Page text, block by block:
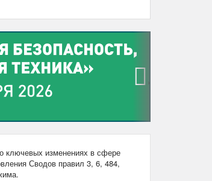
›
ключевых изменениях в сфере
Сводов правил 3, 6, 484,